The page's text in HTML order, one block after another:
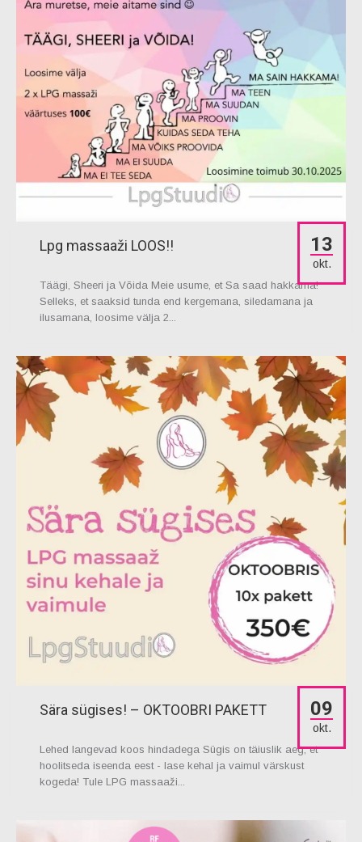
13
okt.
Lpg massaaži LOOS!!
Täägi, Sheeri ja Võida Meie usume, et Sa saad hakkama!
Selleks, et saaksid tunda end kergemana, siledamana ja
ilusamana, loosime välja 2...
09
okt.
Sära sügises! – OKTOOBRI PAKETT
Lehed langevad koos hindadega Sügis on täiuslik aeg, et
hoolitseda iseenda eest - lase kehal ja vaimul värskust
kogeda! Tule LPG massaaži...